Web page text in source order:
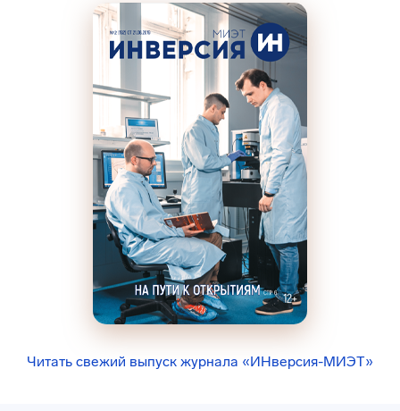
Читать свежий выпуск журнала «ИНверсия-МИЭТ»